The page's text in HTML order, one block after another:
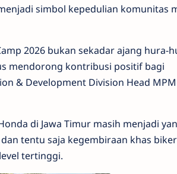
simbol kepedulian komunitas
2026 bukan sekadar ajang hura-
mendorong kontribusi positif bagi
& Development Division Head
di Jawa Timur masih menjadi
tentu saja kegembiraan khas
tertinggi.